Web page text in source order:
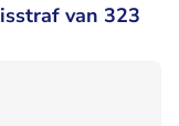
van 323